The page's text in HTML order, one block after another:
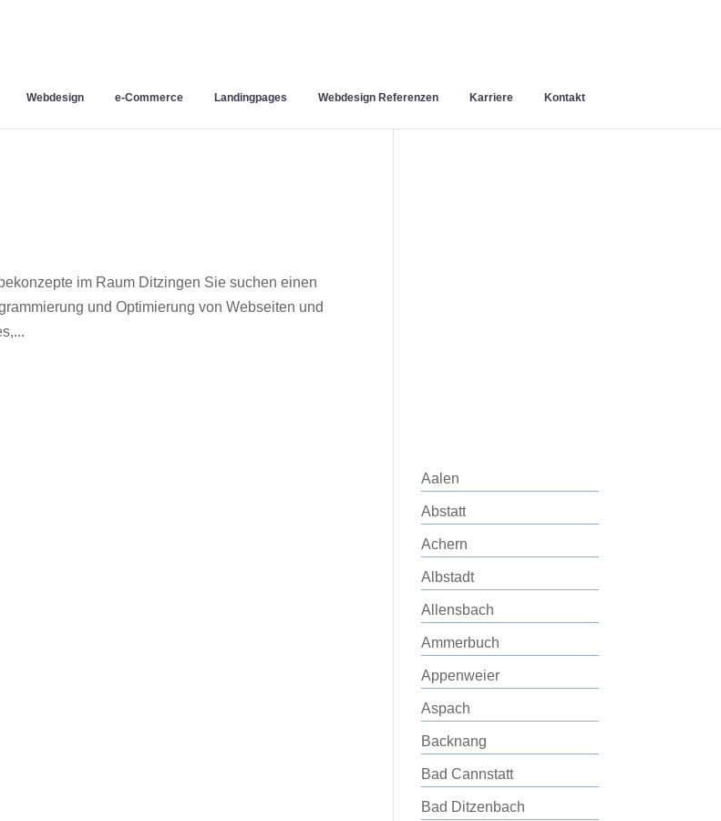
Webdesign e-Commerce Landingpages Webdesign Referenzen Karriere Kontakt
im Raum Ditzingen Sie suchen einen
und Optimierung von Webseiten und
Aalen
Abstatt
Achern
Albstadt
Allensbach
Ammerbuch
Appenweier
Aspach
Backnang
Bad Cannstatt
Bad Ditzenbach